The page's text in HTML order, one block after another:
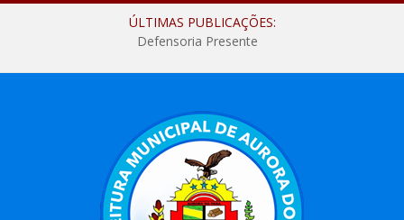
ÚLTIMAS PUBLICAÇÕES:
Defensoria Presente